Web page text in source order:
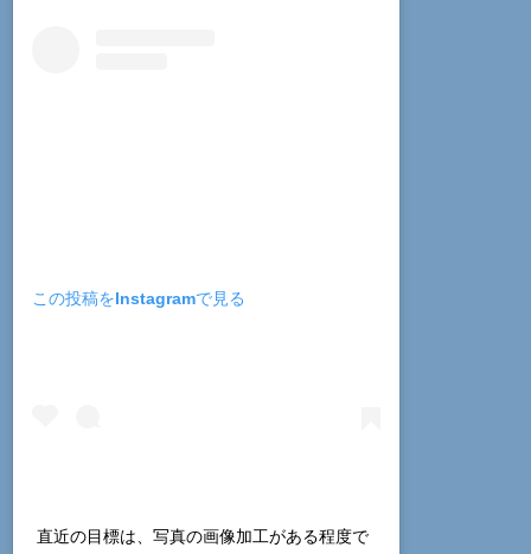
この投稿をInstagramで見る
直近の目標は、写真の画像加工がある程度で